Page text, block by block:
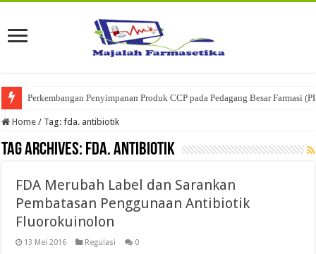
Perkembangan Penyimpanan Produk CCP pada Pedagang Besar Farmasi
Home / Tag:fda. antibiotik
Tag Archives: fda. antibiotik
FDA Merubah Label dan Sarankan
Pembatasan Penggunaan Antibiotik
Fluorokuinolon
13 Mei 2016 Regulasi 0